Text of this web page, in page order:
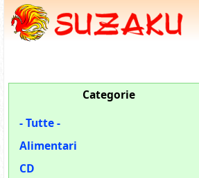
Categorie
- Tutte -
Alimentari
CD